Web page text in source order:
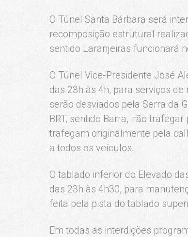
O Túnel Santa Bárbara será
recomposição estrutural
sentido Laranjeiras funcionará
O Túnel Vice-Presidente José
das 23h às 4h, para serviços
serão desviados pela Serra da
BRT, sentido Barra, irão
trafegam originalmente pela
a todos os veículos.
O tablado inferior do Elevado
das 23h às 4h30, para
feita pela pista do tablado
Em todas as interdições